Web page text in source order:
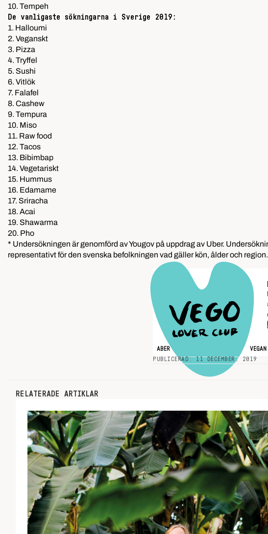
10. Tempeh
De vanligaste sökningarna i Sverige 2019:
1. Halloumi
2. Veganskt
3. Pizza
4. Tryffel
5. Sushi
6. Vitlök
7. Falafel
8. Cashew
9. Tempura
10. Miso
11. Raw food
12. Tacos
13. Bibimbap
14. Vegetariskt
15. Hummus
16. Edamame
17. Sriracha
18. Acai
19. Shawarma
20. Pho
* Undersökningen är genomförd av Yougov på uppdrag av Uber.
representativt för den svenska befolkningen vad gäller kön, ålder och
ABER VEGAN
PUBLICERAD: 11 DECEMBER, 2019
RELATERADE ARTIKLAR